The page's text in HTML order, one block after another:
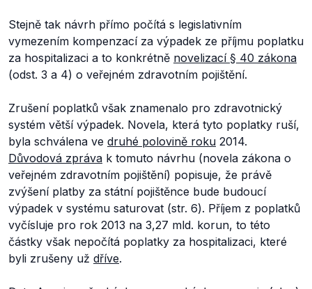
Stejně tak návrh přímo počítá s legislativním
vymezením kompenzací za výpadek ze příjmu poplatku
za hospitalizaci a to konkrétně novelizací § 40 zákona
(odst. 3 a 4) o veřejném zdravotním pojištění.
Zrušení poplatků však znamenalo pro zdravotnický
systém větší výpadek. Novela, která tyto poplatky ruší,
byla schválena ve druhé polovině roku 2014.
Důvodová zpráva k tomuto návrhu (novela zákona o
veřejném zdravotním pojištění) popisuje, že právě
zvýšení platby za státní pojištěnce bude budoucí
výpadek v systému saturovat (str. 6). Příjem z poplatků
vyčísluje pro rok 2013 na 3,27 mld. korun, to této
částky však nepočítá poplatky za hospitalizaci, které
byli zrušeny už dříve.